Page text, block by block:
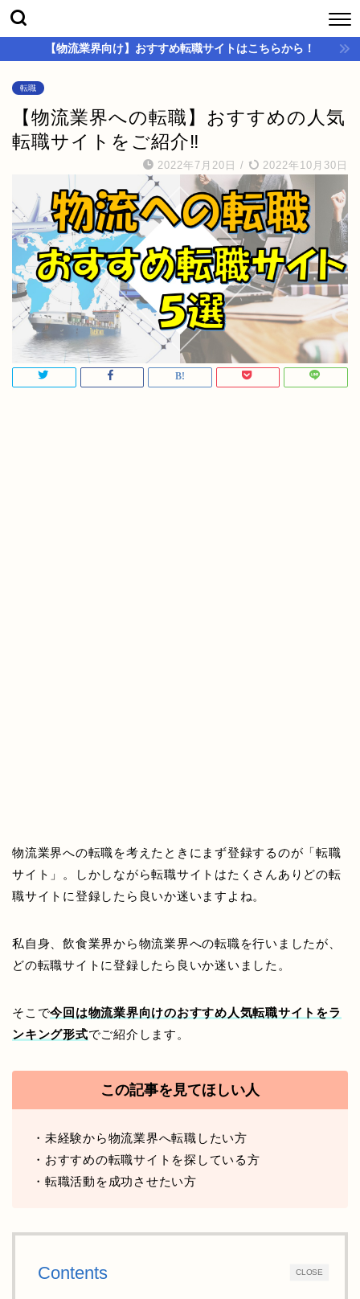
【物流業界向け】おすすめ転職サイトはこちらから！
転職
【物流業界への転職】おすすめの人気
転職サイトをご紹介‼
2022年7月20日 / 2022年10月30日
物流業界への転職を考えたときにまず登録するのが「転職
サイト」。しかしながら転職サイトはたくさんありどの転
職サイトに登録したら良いか迷いますよね。
私自身、飲食業界から物流業界への転職を行いましたが、
どの転職サイトに登録したら良いか迷いました。
そこで今回は物流業界向けのおすすめ人気転職サイトをラ
ンキング形式でご紹介します 。
この記事を見てほしい人
・未経験から物流業界へ転職したい方
・おすすめの転職サイトを探している方
・転職活動を成功させたい方
CLOSE
Contents